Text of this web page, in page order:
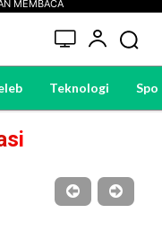
MEMBACA
Teknologi